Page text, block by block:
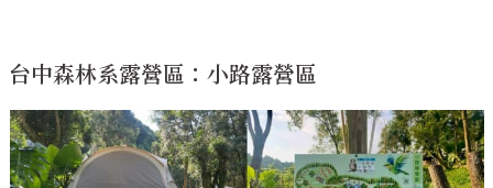
台中森林系露營區：小路露營區